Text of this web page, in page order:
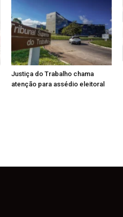
Justiça do Trabalho chama
atenção para assédio eleitoral